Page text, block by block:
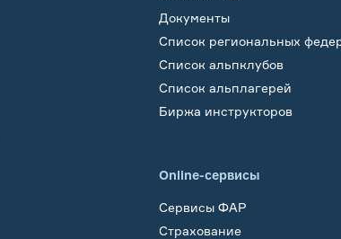
Документы
Список региональных
Список альпклубов
Список альплагерей
Биржа инструкторов
Online-сервисы
Сервисы ФАР
Страхование